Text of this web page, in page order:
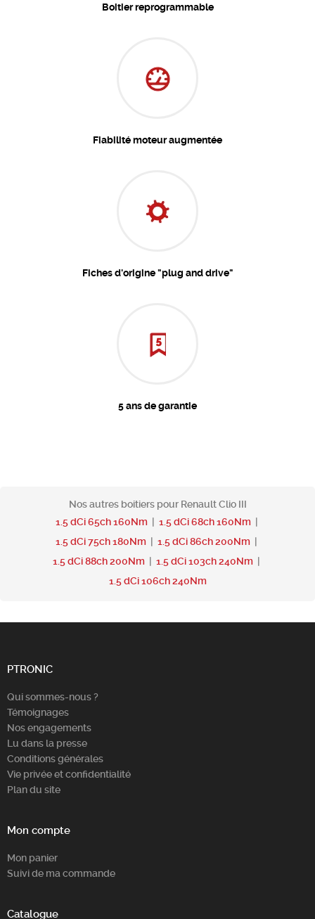
Boitier reprogrammable
Fiabilité moteur augmentée
Fiches d'origine "plug and drive"
5 ans de garantie
Nos autres boitiers pour Renault Clio III
1.5 dCi 65ch 160Nm| 1.5 dCi 68ch 160Nm|
1.5 dCi 75ch 180Nm
1.5 dCi 86ch 200Nm
1.5 dCi 88ch 200Nm
1.5 dCi 103ch 240Nm
1.5 dCi 106ch 240Nm
PTRONIC
Qui sommes-nous ?
Témoignages
Nos engagements
Lu dans la presse
Conditions générales
Vie privée et confidentialité
Plan du site
Mon compte
Mon panier
Suivi de ma commande
Catalogue